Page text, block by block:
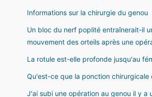
Informations sur la chirurgie du genou
Un bloc du nerf poplité entraînerait-il
mouvement des orteils après une
La rotule est-elle profonde jusqu'au
Qu'est-ce que la ponction chirurgicale
J'ai subi une opération au genou il y a